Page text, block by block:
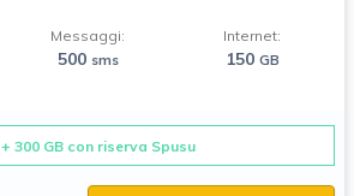
Messaggi:
500 sms
Internet:
150 GB
+ 300 GB con riserva Spusu